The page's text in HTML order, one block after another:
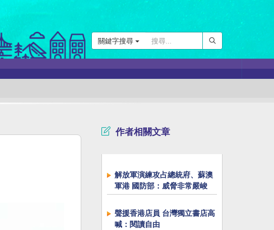
關鍵字搜尋
作者相關文章
解放軍演練攻占總統府、蘇澳
軍港 國防部：威脅非常嚴峻
聲援香港店員 台灣獨立書店高
喊：閱讀自由